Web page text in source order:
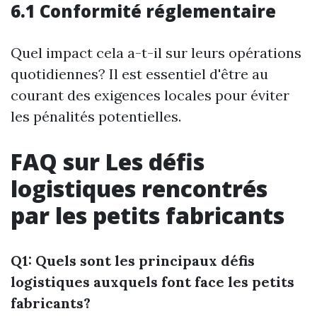
6.1 Conformité réglementaire
Quel impact cela a-t-il sur leurs opérations
quotidiennes? Il est essentiel d'être au
courant des exigences locales pour éviter
les pénalités potentielles.
FAQ sur Les défis
logistiques rencontrés
par les petits fabricants
Q1: Quels sont les principaux défis
logistiques auxquels font face les petits
fabricants?